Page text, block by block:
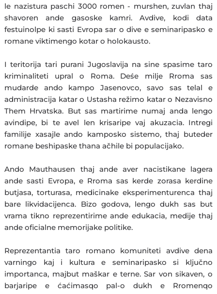
le nazistura paschi 3000 romen - murshen, zuvlan thaj
shavoren ande gasoske kamri. Avdive, kodi data
festuinolpe ki sasti Evropa sar o dive e seminaripasko e
romane viktimengo kotar o holokausto.
I teritorija tari purani Jugoslavija na sine spasime taro
kriminaliteti upral o Roma. Deśe milje Rroma sas
mudarde ando kampo Jasenovco, savo sas telal e
administracija katar o Ustasha režimo katar o Nezavisno
Them Hrvatska. But sas martirime numaj anda lengo
avindipe, bi te avel len krisaripe vaj akuzacia. Intregi
familije xasajle ando kamposko sistemo, thaj buteder
romane beshipaske thana ačhile bi populacijako.
Ando Mauthausen thaj ande aver nacistikane lagera
ande sasti Evropa, e Rroma sas kerde zorasa kerdine
butjasa, torturasa, medicinake eksperimenturenca thaj
bare likvidacijenca. Bizo godova, lengo dukh sas but
vrama tikno reprezentirime ande edukacia, medije thaj
ande oficialne memorijake politike.
Reprezentantia taro romano komuniteti avdive dena
varningo kaj i kultura e seminaripasko si ključno
importanca, majbut maškar e terne. Sar von sikaven, o
barjaripe e ćaćimasqo pal-o dukh e Rromenqo